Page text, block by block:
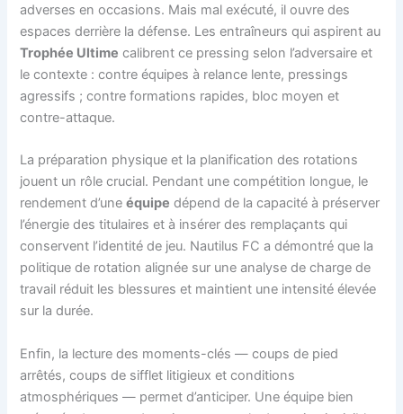
adverses en occasions. Mais mal exécuté, il ouvre des
espaces derrière la défense. Les entraîneurs qui aspirent au
Trophée Ultime calibrent ce pressing selon l’adversaire et
le contexte : contre équipes à relance lente, pressings
agressifs ; contre formations rapides, bloc moyen et
contre-attaque.
La préparation physique et la planification des rotations
jouent un rôle crucial. Pendant une compétition longue, le
rendement d’uneéquipe dépend de la capacité à préserver
l’énergie des titulaires et à insérer des remplaçants qui
conservent l’identité de jeu. Nautilus FC a démontré que la
politique de rotation alignée sur une analyse de charge de
travail réduit les blessures et maintient une intensité élevée
sur la durée.
Enfin, la lecture des moments-clés — coups de pied
arrêtés, coups de sifflet litigieux et conditions
atmosphériques — permet d’anticiper. Une équipe bien